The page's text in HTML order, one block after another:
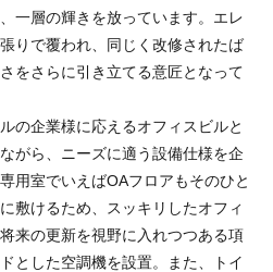
一層の輝きを放っています。エレ
りで覆われ、同じく改修されたば
をさらに引き立てる意匠となって
の企業様に応えるオフィスビルと
がら、ニーズに適う設備仕様を企
用室でいえばOAフロアもそのひと
敷けるため、スッキリしたオフィ
来の更新を視野に入れつつある項
とした空調機を設置。また、トイ